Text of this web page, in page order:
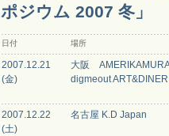
ポジウム 2007 冬」
日付 場所
2007.12.21
(金)
大阪 AMERIKAMURA
digmeout
2007.12.22
(土)
名古屋 K.D Japan